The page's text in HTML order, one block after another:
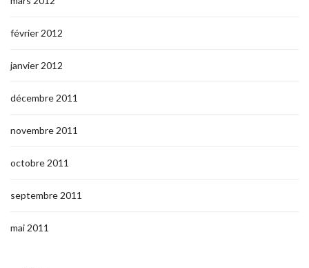
février 2012
janvier 2012
décembre 2011
novembre 2011
octobre 2011
septembre 2011
mai 2011